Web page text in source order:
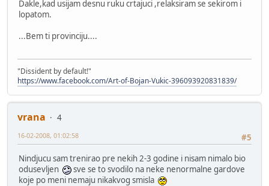
Dakle,kad usijam desnu ruku crtajuci ,relaksiram se sekirom i
lopatom.
...Bem ti provinciju....
"Dissident by default!"
https://www.facebook.com/Art-of-Bojan-Vukic-396093920831839/
vrana
4
#5
16-02-2008, 01:02:58
Nindjucu sam trenirao pre nekih 2-3 godine i nisam nimalo bio
odusevljen
sve se to svodilo na neke nenormalne gardove
koje po meni nemaju nikakvog smisla